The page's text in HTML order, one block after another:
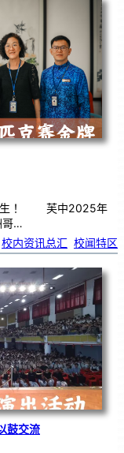
中生！ 芙中2025年
哥…
校内资讯总汇 校闻特区
鼓交流